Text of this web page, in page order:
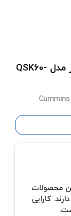
موتور دیزل کامینز 2843 اسب بخار مدل QSK60-
محصولات
کارایی